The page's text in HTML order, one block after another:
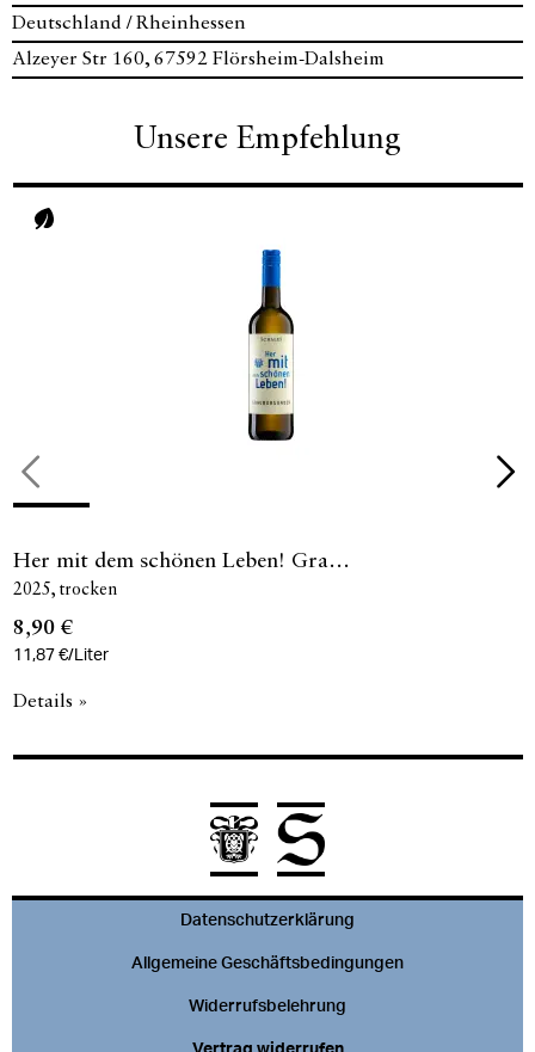
Deutschland / Rheinhessen
Alzeyer Str 160, 67592 Flörsheim-Dalsheim
Unsere Empfehlung
Her mit dem schönen Leben! Gra…
2025 trocken
Vegan
8,90 €
11,87 €/Liter
Details »
Datenschutzerklärung
Allgemeine Geschäftsbedingungen
Widerrufsbelehrung